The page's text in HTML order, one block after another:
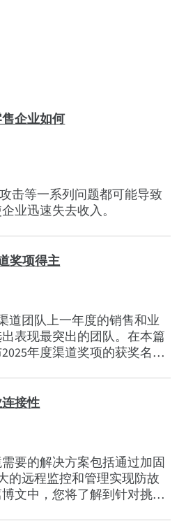
企业如何
击等一系列问题都可能导致
业迅速失去收入。
奖项得主
道团队上一年度的销售和业
表现最突出的团队。在本篇
年度渠道奖项的获奖名
接性
要的解决方案包括通过加固
的远程监控和管理实现防故
文中，您将了解到针对挑战